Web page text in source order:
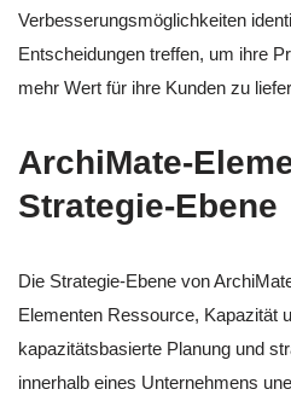
Verbesserungsmöglichkeiten
Entscheidungen treffen, um ihre
mehr Wert für ihre Kunden zu
ArchiMate-
Strategie-Ebene
Die Strategie-Ebene von
Elementen Ressource, Kapazität
kapazitätsbasierte Planung und
innerhalb eines Unternehmens